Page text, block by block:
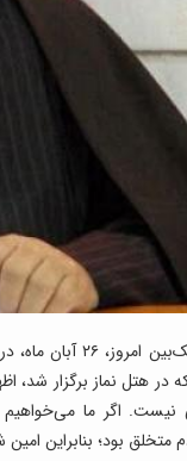
حجت‌الاسلام
در هتل نماز برگزار
اگر ما
متخلق بود؛ بنابراین